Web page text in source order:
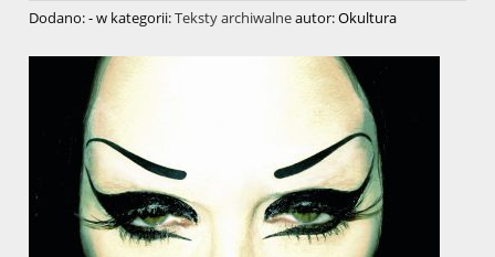
Dodano:-w kategorii:Teksty archiwalneautor:Okultura